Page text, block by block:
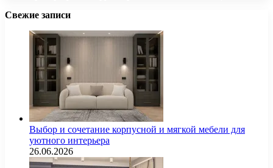
Свежие записи
Выбор и сочетание корпусной и мягкой мебели для
уютного интерьера
26.06.2026